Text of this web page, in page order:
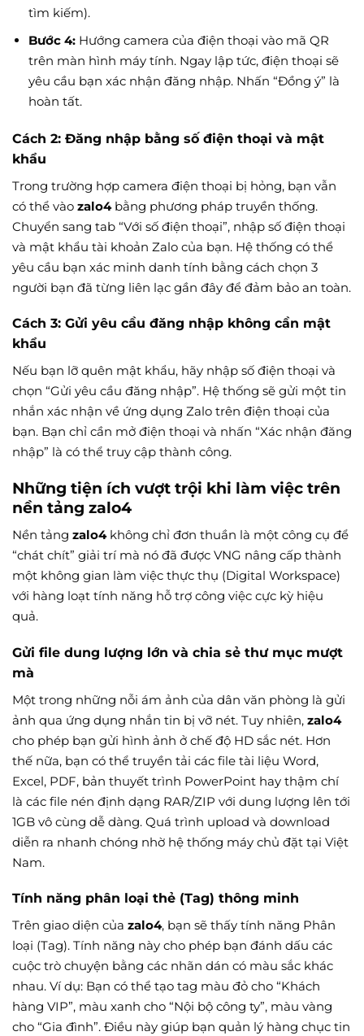
tìm kiếm).
Bước 4:Hướng camera của điện thoại vào mã QR
trên màn hình máy tính. Ngay lập tức, điện thoại sẽ
yêu cầu bạn xác nhận đăng nhập. Nhấn “Đồng ý” là
hoàn tất.
Cách 2: Đăng nhập bằng số điện thoại và mật
khẩu
Trong trường hợp camera điện thoại bị hỏng, bạn vẫn
có thể vào zalo4bằng phương pháp truyền thống.
Chuyển sang tab “Với số điện thoại”, nhập số điện thoại
và mật khẩu tài khoản Zalo của bạn. Hệ thống có thể
yêu cầu bạn xác minh danh tính bằng cách chọn 3
người bạn đã từng liên lạc gần đây để đảm bảo an toàn.
Cách 3: Gửi yêu cầu đăng nhập không cần mật
khẩu
Nếu bạn lỡ quên mật khẩu, hãy nhập số điện thoại và
chọn “Gửi yêu cầu đăng nhập”. Hệ thống sẽ gửi một tin
nhắn xác nhận về ứng dụng Zalo trên điện thoại của
bạn. Bạn chỉ cần mở điện thoại và nhấn “Xác nhận đăng
nhập” là có thể truy cập thành công.
Những tiện ích vượt trội khi làm việc trên
nền tảng zalo4
Nền tảng zalo4không chỉ đơn thuần là một công cụ để
“chát chít” giải trí mà nó đã được VNG nâng cấp thành
một không gian làm việc thực thụ (Digital Workspace)
với hàng loạt tính năng hỗ trợ công việc cực kỳ hiệu
quả.
Gửi file dung lượng lớn và chia sẻ thư mục mượt
mà
Một trong những nỗi ám ảnh của dân văn phòng là gửi
ảnh qua ứng dụng nhắn tin bị vỡ nét. Tuy nhiên, zalo4
cho phép bạn gửi hình ảnh ở chế độ HD sắc nét. Hơn
thế nữa, bạn có thể truyền tải các file tài liệu Word,
Excel, PDF, bản thuyết trình PowerPoint hay thậm chí
là các file nén định dạng RAR/ZIP với dung lượng lên tới
1GB vô cùng dễ dàng. Quá trình upload và download
diễn ra nhanh chóng nhờ hệ thống máy chủ đặt tại Việt
Nam.
Tính năng phân loại thẻ (Tag) thông minh
Trên giao diện của zalo4, bạn sẽ thấy tính năng Phân
loại (Tag). Tính năng này cho phép bạn đánh dấu các
cuộc trò chuyện bằng các nhãn dán có màu sắc khác
nhau. Ví dụ: Bạn có thể tạo tag màu đỏ cho “Khách
hàng VIP”, màu xanh cho “Nội bộ công ty”, màu vàng
cho “Gia đình”. Điều này giúp bạn quản lý hàng chục tin